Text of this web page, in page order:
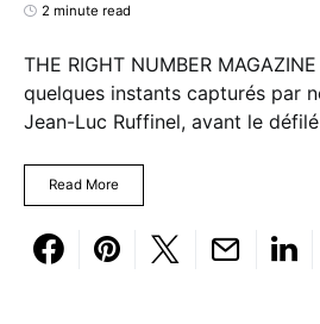
2 minute read
THE RIGHT NUMBER
quelques instants capturés par
Jean-Luc Ruffinel, avant le défilé
Read More